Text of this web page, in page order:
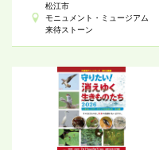
松江市
モニュメント・ミュージアム
来待ストーン